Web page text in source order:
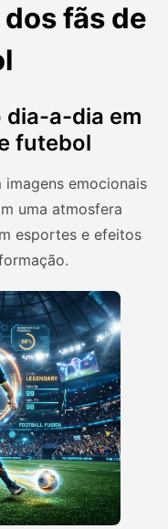
fãs de
a-dia em
futebol
emocionais
uma atmosfera
esportes e efeitos